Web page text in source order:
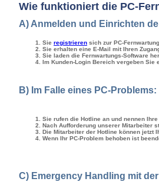
Wie funktioniert die PC-
A) Anmelden und Einrichten
Sie registrieren sich zur PC-
Sie erhalten eine E-Mail mit Ihren
Sie laden die Fernwartungs-Software
Im Kunden-Login Bereich vergeben Sie
B) Im Falle eines PC-Problems:
Sie rufen die Hotline an und nennen
Nach Aufforderung unserer Mitarbeiter
Die Mitarbeiter der Hotline können jetzt
Wenn Ihr PC-Problem behoben ist
C) Emergency Handling mit